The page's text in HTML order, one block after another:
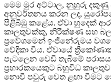
මෙම මුර අට්ටාල, නුහුරු
අනුවර්තනය කරන ලද,
පිළිබිඹු කළේය. ඒවා හුදෙක්
කාලතුවක්කු, නිරීක්ෂණ සහ
ප්‍රවේශමෙන් ඉංජිනේරුමය
වේදිකා විය. ඒවායේ
පැටලෙන වෙඩි තැබීමේ
ප්‍රහාරකයෙකුට බහුවිධ
නොවී පවුරු වෙත ළඟා වීමට